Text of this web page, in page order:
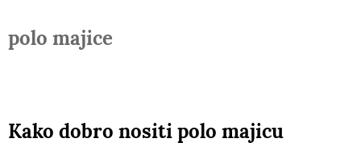
polo majice
Kako dobro nositi polo majicu